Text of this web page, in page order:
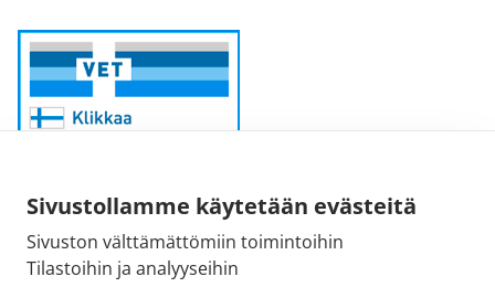
Sivustollamme käytetään evästeitä
Sivuston välttämättömiin toimintoihin
Tilastoihin ja analyyseihin
Sähköpostiosoite:
kirjaamo@fimea.fi